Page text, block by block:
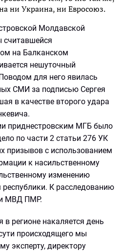
ни Украина, ни Евросоюз.
Молдавской
считавшейся
на Балканском
нешуточный
для него явилась
СМИ за подписью Сергея
в качестве второго удара
приднестровским МГБ было
по части 2 статьи 276 УК
призывов с использованием
к насильственному
изменению
республики. К расследованию
и МВД ПМР.
регионе накаляется день
происходящего мы
эксперту, директору